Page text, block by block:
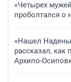
«Четырех
проболтался о
«Нашел
рассказал, как
Архипо-